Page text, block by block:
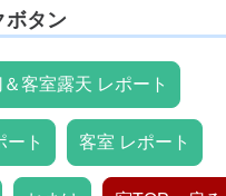
ボタン
客室露天 レポート
ート 客室 レポート